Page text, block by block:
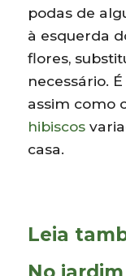
podas de
à esquerda
flores,
necessário.
assim como
hibiscos
casa.
Leia